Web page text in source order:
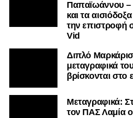
Παπαϊωάννου –
και τα
την επιστροφή
Vid
Διπλό
μεταγραφικά
βρίσκονται στο
Μεταγραφικά:
τον ΠΑΣ Λαμία